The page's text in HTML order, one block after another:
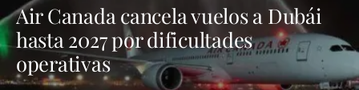
Air Canada cancela vuelos a Dubái
hasta 2027 por dificultades
operativas